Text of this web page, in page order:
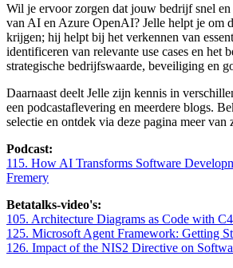
Wil je ervoor zorgen dat jouw bedrijf snel
van AI en Azure OpenAI? Jelle helpt je om
krijgen; hij helpt bij het verkennen van
identificeren van relevante use cases en het
strategische bedrijfswaarde, beveiliging en
Daarnaast deelt Jelle zijn kennis in
een podcastaflevering en meerdere blogs.
selectie en ontdek via deze pagina meer van
Podcast:
115. How AI Transforms Software
Fremery
Betatalks-video's:
105. Architecture Diagrams as Code with
125. Microsoft Agent Framework: Getting
126. Impact of the NIS2 Directive on